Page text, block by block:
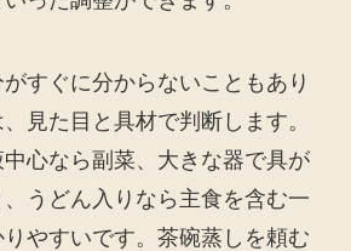
すぐに分からないこともあり
見た目と具材で判断します。
心なら副菜、大きな器で具が
うどん入りなら主食を含む一
やすいです。茶碗蒸しを頼む